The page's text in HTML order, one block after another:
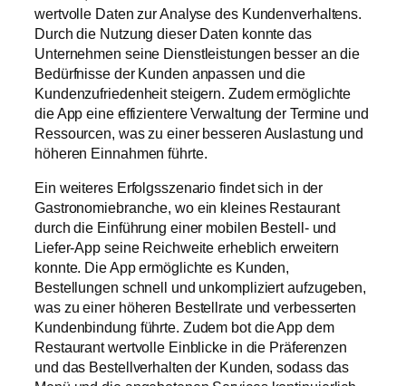
wertvolle Daten zur Analyse des Kundenverhaltens.
Durch die Nutzung dieser Daten konnte das
Unternehmen seine Dienstleistungen besser an die
Bedürfnisse der Kunden anpassen und die
Kundenzufriedenheit steigern. Zudem ermöglichte
die App eine effizientere Verwaltung der Termine und
Ressourcen, was zu einer besseren Auslastung und
höheren Einnahmen führte.
Ein weiteres Erfolgsszenario findet sich in der
Gastronomiebranche, wo ein kleines Restaurant
durch die Einführung einer mobilen Bestell- und
Liefer-App seine Reichweite erheblich erweitern
konnte. Die App ermöglichte es Kunden,
Bestellungen schnell und unkompliziert aufzugeben,
was zu einer höheren Bestellrate und verbesserten
Kundenbindung führte. Zudem bot die App dem
Restaurant wertvolle Einblicke in die Präferenzen
und das Bestellverhalten der Kunden, sodass das